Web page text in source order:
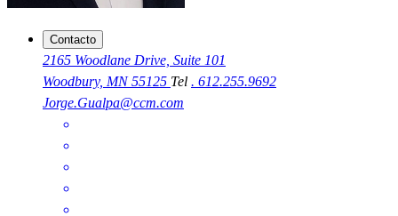
Contacto
2165 Woodlane Drive, Suite 101
Woodbury, MN 55125 Tel . 612.255.9692
Jorge.Gualpa@ccm.com